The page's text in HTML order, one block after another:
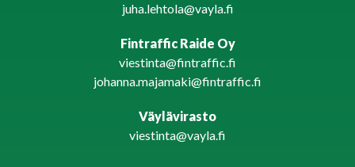
juha.lehtola@vayla.fi
Fintraffic Raide Oy
viestinta@fintraffic.fi
johanna.majamaki@fintraffic.fi
Väylävirasto
viestinta@vayla.fi